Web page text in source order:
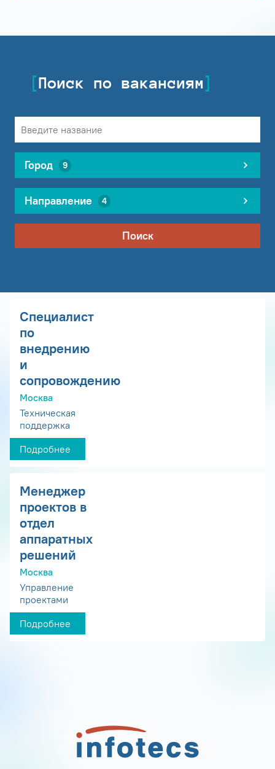
Поиск по вакансиям
Город 9
Направление 4
Поиск
Специалист
по
внедрению
и
сопровождению
Москва
Техническая
поддержка
Подробнее
Менеджер
проектов в
отдел
аппаратных
решений
Москва
Управление
проектами
Подробнее